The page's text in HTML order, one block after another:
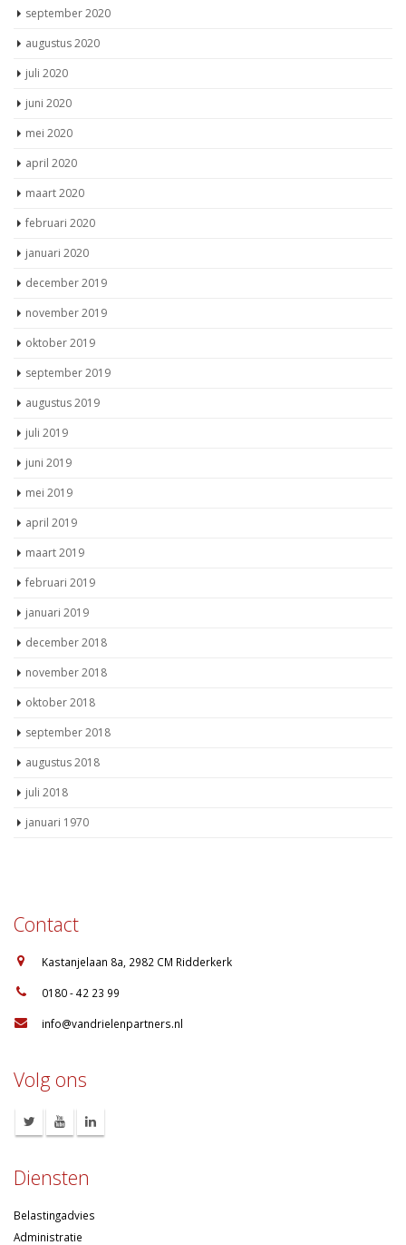
september 2020
augustus 2020
juli 2020
juni 2020
mei 2020
april 2020
maart 2020
februari 2020
januari 2020
december 2019
november 2019
oktober 2019
september 2019
augustus 2019
juli 2019
juni 2019
mei 2019
april 2019
maart 2019
februari 2019
januari 2019
december 2018
november 2018
oktober 2018
september 2018
augustus 2018
juli 2018
januari 1970
Contact
Kastanjelaan 8a, 2982 CM Ridderkerk
0180 - 42 23 99
info@vandrielenpartners.nl
Volg ons
Diensten
Belastingadvies
Administratie